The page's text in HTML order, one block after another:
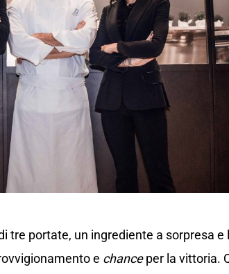
tre portate, un ingrediente a sorpresa e
e chanceper la vittoria.